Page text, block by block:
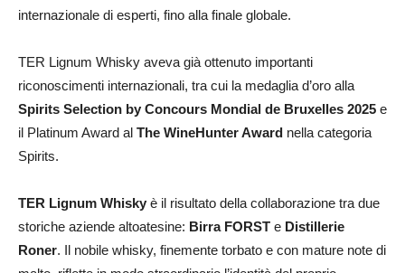
internazionale di esperti, fino alla finale globale.
TER Lignum Whisky aveva già ottenuto importanti
riconoscimenti internazionali, tra cui la medaglia d’oro alla
Spirits Selection by Concours Mondial de Bruxelles 2025 e
il Platinum Award al The WineHunter Award nella categoria
Spirits.
TER Lignum Whisky è il risultato della collaborazione tra due
storiche aziende altoatesine: Birra FORST e Distillerie
Roner. Il nobile whisky, finemente torbato e con mature note di